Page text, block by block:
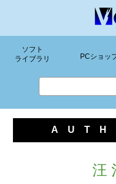
ソフト
ライブラリ
PCショッ
汪